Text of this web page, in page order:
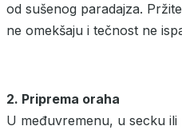
od sušenog paradajza.
ne omekšaju i tečnost ne
2. Priprema oraha
U međuvremenu, u secku